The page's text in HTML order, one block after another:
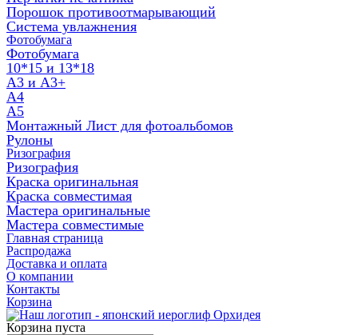
Порошок противоотмарывающий
Система увлажнения
Фотобумага
Фотобумага
10*15 и 13*18
A3 и А3+
А4
А5
Монтажный Лист для фотоальбомов
Рулоны
Ризография
Ризография
Краска оригинальная
Краска совместимая
Мастера оригинальные
Мастера совместимые
Главная страница
Распродажа
Доставка и оплата
О компании
Контакты
Корзина
Корзина пуста